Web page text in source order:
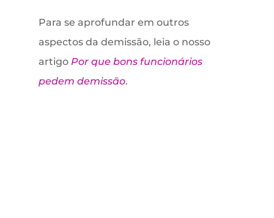
Para se aprofundar em outros
aspectos da demissão, leia o nosso
artigo Por que bons funcionários
pedem demissão.